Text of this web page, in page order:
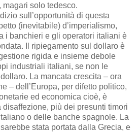
magari solo tedesco.
sull’opportunità di questa
(inevitabile) d’imperialismo,
i banchieri e gli operatori italiani è
Il ripiegamento sul dollaro è
rigida e insieme debole
industriali italiani, se non le
La mancata crescita – ora
– dell’Europa, per difetto politico,
ed economica cioè, è
disaffezione, più dei presunti timori
o delle banche spagnole. La
sarebbe stata portata dalla Grecia, e